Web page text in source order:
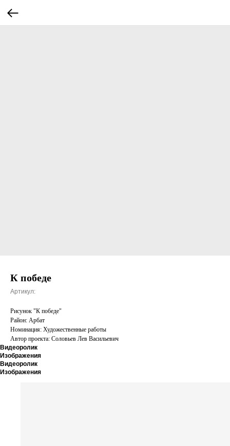
К победе
Артикул:
Рисунок "К победе"
Район: Арбат
Номинация: Художественные работы
Автор проекта: Соловьев Лев Васильевич
Видеоролик
Изображения
Видеоролик
Изображения